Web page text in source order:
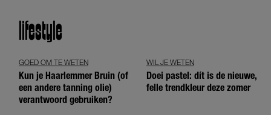
lifestyle
GOED OM TE WETEN
Kun je Haarlemmer Bruin (of
een andere tanning olie)
verantwoord gebruiken?
WIL JE WETEN
Doei pastel: dít is de nieuwe,
felle trendkleur deze zomer